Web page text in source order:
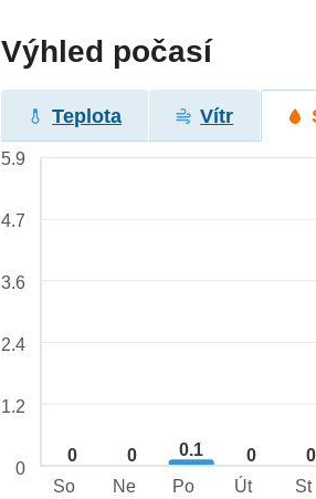
Výhled počasí
Teplota Vítr
0 0 0.1 0 0
5.9
4.7
3.6
2.4
1.2
0
So
Ne Po Út St